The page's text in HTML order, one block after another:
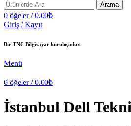
Arama
0 öğeler / 0.00₺
Giriş / Kayıt
Bir TNC Bilgisayar kuruluşudur.
Menü
0 öğeler / 0.00₺
İstanbul Dell